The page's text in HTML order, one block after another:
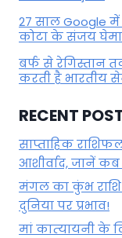
27 साल Google
कोटा के संजय
बर्फ से रेगिस्तान
करती है भारतीय
RECENT
साप्ताहिक
आशीर्वाद, जानें कब
मंगल का कुंभ
दुनिया पर प्रभाव!
मां कात्‍यायनी के